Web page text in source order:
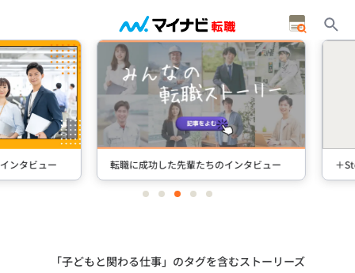
ビュー 転職に成功した先輩たちのインタビュー ＋
itemitemitemitemitem
「子どもと関わる仕事」のタグを含むストーリーズ